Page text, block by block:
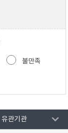
불만족
유관기관